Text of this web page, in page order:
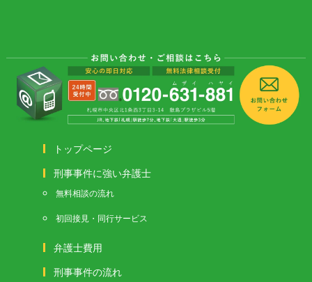
トップページ
刑事事件に強い弁護士
無料相談の流れ
初回接見・同行サービス
弁護士費用
刑事事件の流れ